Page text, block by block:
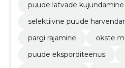
puude latvade kujundamine
selektiivne puude
pargi rajamine
okste
puude eksporditeenus